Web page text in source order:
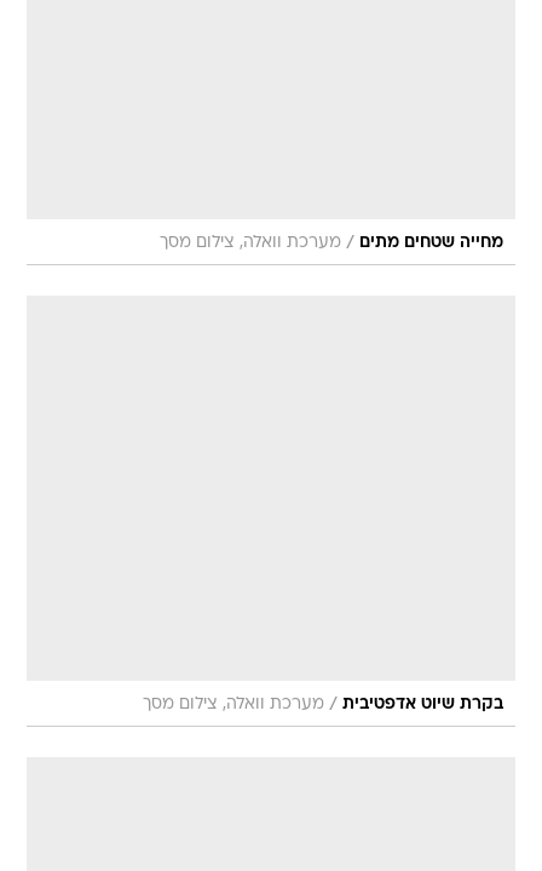
מחייה שטחים מתים / מערכת וואלה, צילום מסך
בקרת שיוט אדפטיבית / מערכת וואלה, צילום מסך